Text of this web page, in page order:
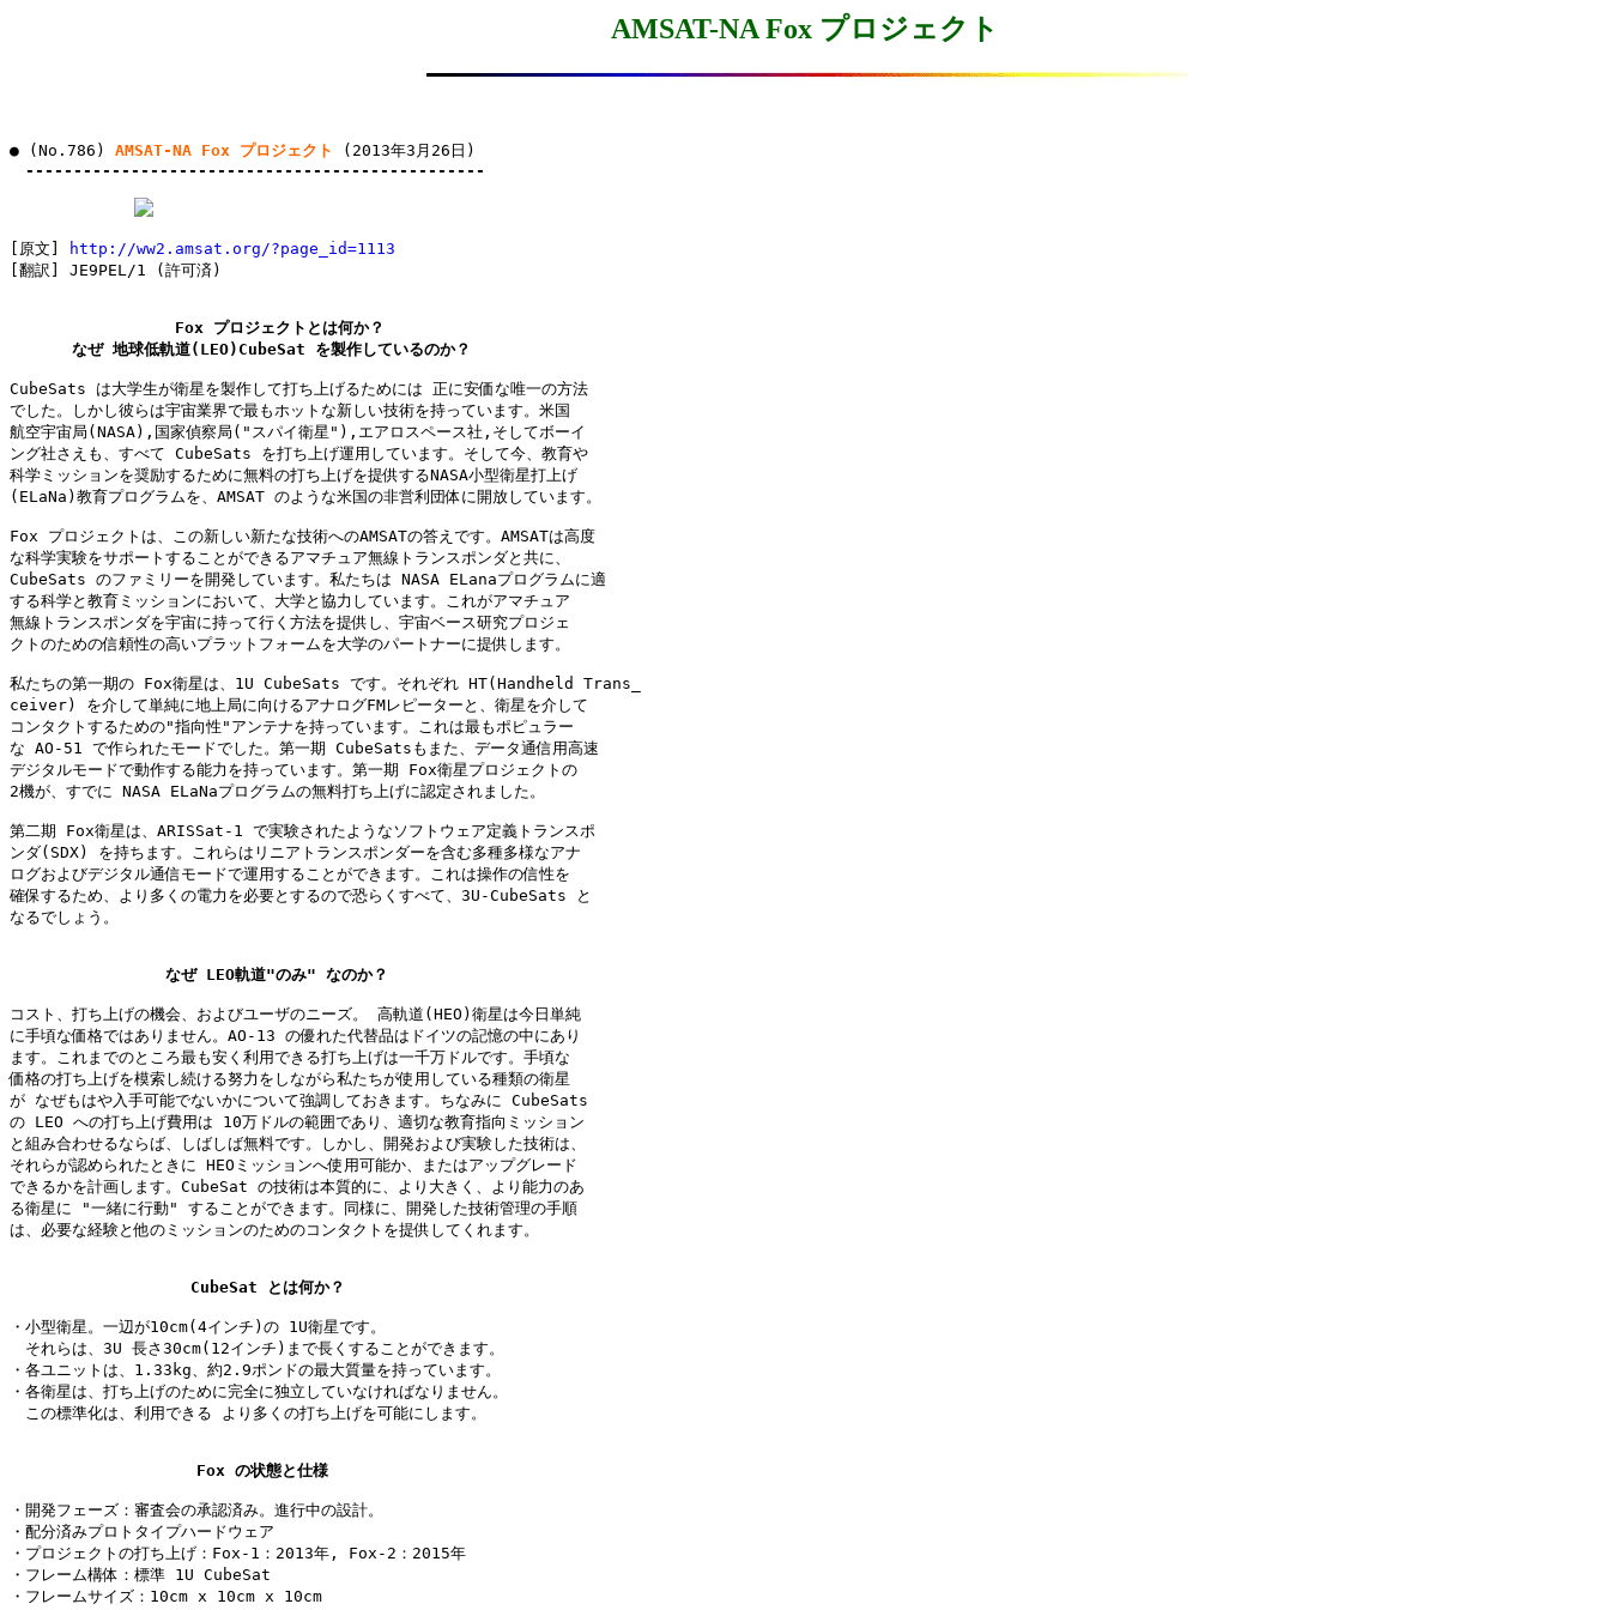
AMSAT-NA Fox プロジェクト
● (No.786) AMSAT-NA Fox プロジェクト
(2013年3月26日)
------------------------------------------------
[原文]
http://ww2.amsat.org/?page_id=1113
[翻訳] JE9PEL/1 (許可済)
Fox プロジェクトとは何か？
なぜ 地球低軌道(LEO)CubeSat を製作しているのか？
CubeSats は大学生が衛星を製作して打ち上げるためには 正に安価な唯一の方法
でした。しかし彼らは宇宙業界で最もホットな新しい技術を持っています。米国
航空宇宙局(NASA),国家偵察局("スパイ衛星"),エアロスペース社,そしてボーイ
ング社さえも、すべて CubeSats を打ち上げ運用しています。そして今、教育や
科学ミッションを奨励するために無料の打ち上げを提供するNASA小型衛星打上げ
(ELaNa)教育プログラムを、AMSAT のような米国の非営利団体に開放しています。
Fox プロジェクトは、この新しい新たな技術へのAMSATの答えです。AMSATは高度
な科学実験をサポートすることができるアマチュア無線トランスポンダと共に、
CubeSats のファミリーを開発しています。私たちは NASA ELanaプログラムに適
する科学と教育ミッションにおいて、大学と協力しています。これがアマチュア
無線トランスポンダを宇宙に持って行く方法を提供し、宇宙ベース研究プロジェ
クトのための信頼性の高いプラットフォームを大学のパートナーに提供します。
私たちの第一期の Fox衛星は、1U CubeSats です。それぞれ HT(Handheld Trans_
ceiver) を介して単純に地上局に向けるアナログFMレピーターと、衛星を介して
コンタクトするための"指向性"アンテナを持っています。これは最もポピュラー
な AO-51 で作られたモードでした。第一期 CubeSatsもまた、データ通信用高速
デジタルモードで動作する能力を持っています。第一期 Fox衛星プロジェクトの
2機が、すでに NASA ELaNaプログラムの無料打ち上げに認定されました。
第二期 Fox衛星は、ARISSat-1 で実験されたようなソフトウェア定義トランスポ
ンダ(SDX) を持ちます。これらはリニアトランスポンダーを含む多種多様なアナ
ログおよびデジタル通信モードで運用することができます。これは操作の信性を
確保するため、より多くの電力を必要とするので恐らくすべて、3U-CubeSats と
なるでしょう。
なぜ LEO軌道"のみ" なのか？
コスト、打ち上げの機会、およびユーザのニーズ。 高軌道(HEO)衛星は今日単純
に手頃な価格ではありません。AO-13 の優れた代替品はドイツの記憶の中にあり
ます。これまでのところ最も安く利用できる打ち上げは一千万ドルです。手頃な
価格の打ち上げを模索し続ける努力をしながら私たちが使用している種類の衛星
が なぜもはや入手可能でないかについて強調しておきます。ちなみに CubeSats
の LEO への打ち上げ費用は 10万ドルの範囲であり、適切な教育指向ミッション
と組み合わせるならば、しばしば無料です。しかし、開発および実験した技術は、
それらが認められたときに HEOミッションへ使用可能か、またはアップグレード
できるかを計画します。CubeSat の技術は本質的に、より大きく、より能力のあ
る衛星に "一緒に行動" することができます。同様に、開発した技術管理の手順
は、必要な経験と他のミッションのためのコンタクトを提供してくれます。
CubeSat とは何か？
・小型衛星。一辺が10cm(4インチ)の 1U衛星です。
それらは、3U 長さ30cm(12インチ)まで長くすることができます。
・各ユニットは、1.33kg、約2.9ポンドの最大質量を持っています。
・各衛星は、打ち上げのために完全に独立していなければなりません。
この標準化は、利用できる より多くの打ち上げを可能にします。
Fox の状態と仕様
・開発フェーズ：審査会の承認済み。進行中の設計。
・配分済みプロトタイプハードウェア
・プロジェクトの打ち上げ：Fox-1：2013年, Fox-2：2015年
・フレーム構体：標準 1U CubeSat
・フレームサイズ：10cm x 10cm x 10cm